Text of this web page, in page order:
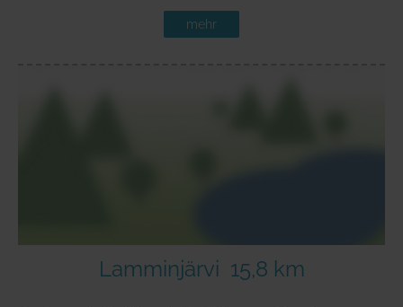
mehr
Lamminjärvi 15,8 km